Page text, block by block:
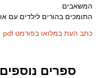
המשאבים
התומכים בהורים לילדים עם
כתב העת במלואו בפורמט pdf
ספרים נוספים